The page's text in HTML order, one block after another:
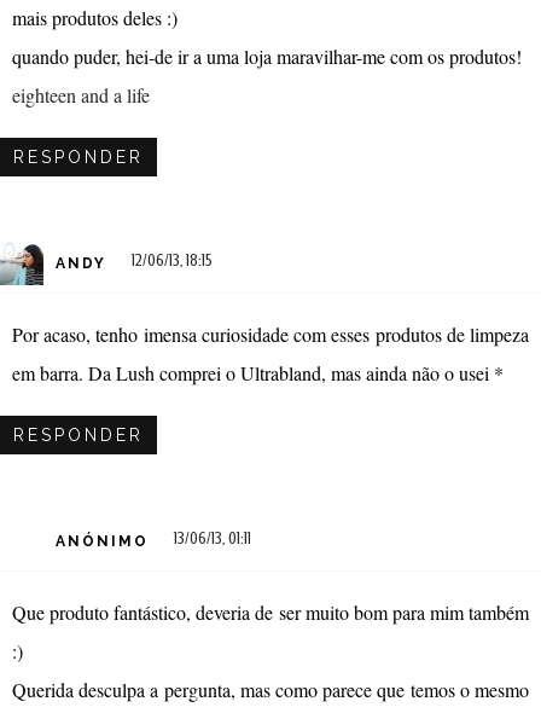
mais produtos deles :)
quando puder, hei-de ir a uma loja maravilhar-me com os produtos!
eighteen and a life
RESPONDER
ANDY 12/06/13, 18:15
Por acaso, tenho imensa curiosidade com esses produtos de limpeza
em barra. Da Lush comprei o Ultrabland, mas ainda não o usei *
RESPONDER
ANÓNIMO 13/06/13, 01:11
Que produto fantástico, deveria de ser muito bom para mim também
:)
Querida desculpa a pergunta, mas como parece que temos o mesmo